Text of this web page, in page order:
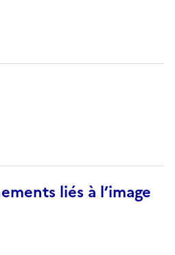
liés à l’image